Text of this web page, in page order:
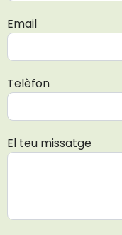
Email
Telèfon
El teu missatge